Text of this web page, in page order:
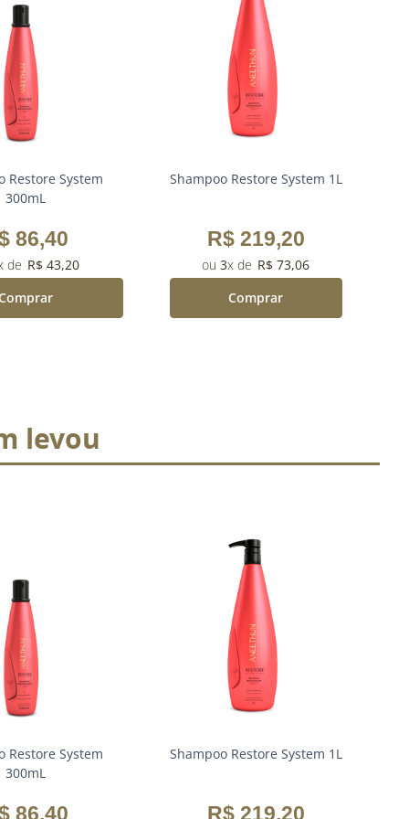
Restore System
300mL
86,40
R$ 43,20
Shampoo Restore System 1L
R$ 219,20
3 R$ 73,06
Comprar
levou
Restore System
300mL
86,40
Shampoo Restore System 1L
R$ 219,20